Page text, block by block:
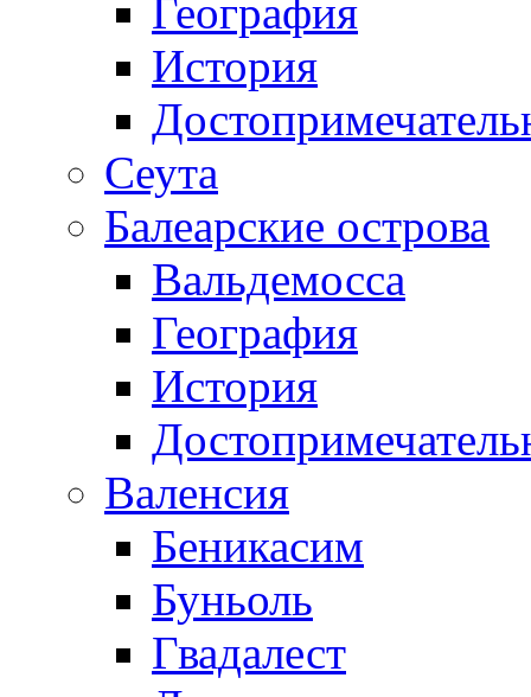
География
История
Сеута
Балеарские острова
Вальдемосса
География
История
Валенсия
Беникасим
Буньоль
Гвадалест